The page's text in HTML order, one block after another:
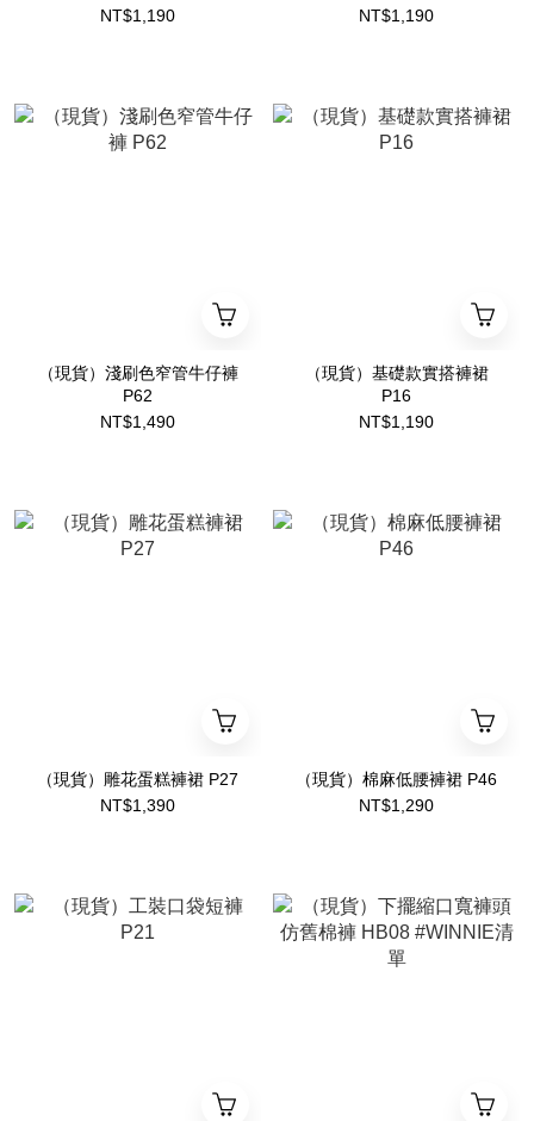
NT$1,190
NT$1,190
（現貨）淺刷色窄管牛仔褲
P62
NT$1,490
（現貨）基礎款實搭褲裙
P16
NT$1,190
（現貨）雕花蛋糕褲裙 P27
NT$1,390
（現貨）棉麻低腰褲裙 P46
NT$1,290